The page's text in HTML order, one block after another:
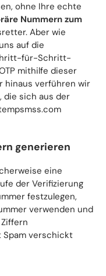
ohne Ihre echte
Nummern zum
Aber wie
auf die
für-Schritt-
mithilfe dieser
hinaus verführen wir
die sich aus der
generieren
eine
der Verifizierung
festzulegen,
verwenden und
Spam verschickt